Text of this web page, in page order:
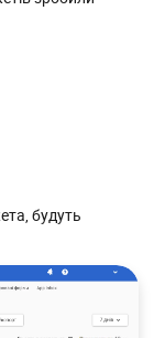
будуть